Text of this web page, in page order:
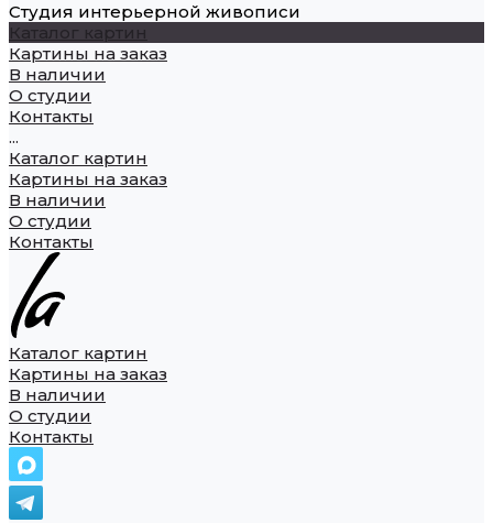
Студия интерьерной живописи
Каталог картин
Картины на заказ
В наличии
О студии
Контакты
...
Каталог картин
Картины на заказ
В наличии
О студии
Контакты
Каталог картин
Картины на заказ
В наличии
О студии
Контакты